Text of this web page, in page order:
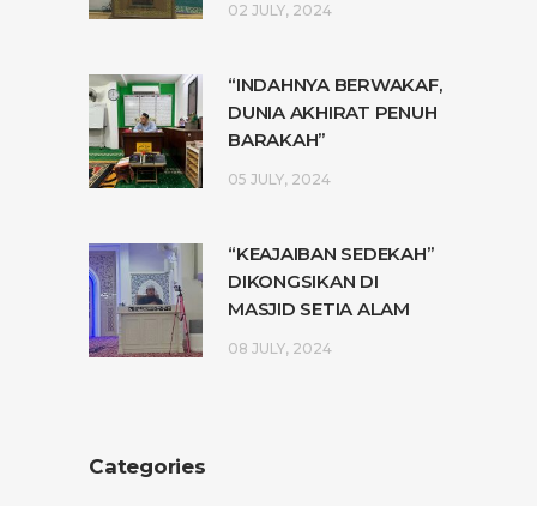
02 JULY, 2024
“INDAHNYA BERWAKAF,
DUNIA AKHIRAT PENUH
BARAKAH”
05 JULY, 2024
“KEAJAIBAN SEDEKAH”
DIKONGSIKAN DI
MASJID SETIA ALAM
08 JULY, 2024
Categories